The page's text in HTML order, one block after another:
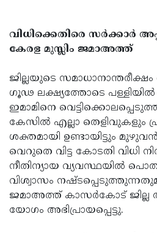
വിധിക്കെതിരെ സർക്കാർ
കേരള മുസ്ലിം ജമാഅത്ത്
ജില്ലയുടെ
ഗൂഢ ലക്ഷ്യത്തോടെ പള്ളിയിൽ
ഇമാമിനെ
കേസിൽ എല്ലാ തെളിവുകളും
ശക്തമായി ഉണ്ടായിട്ടും
വെറുതെ വിട്ട കോടതി വിധി
നീതിന്യായ വ്യവസ്ഥയിൽ
വിശ്വാസം
ജമാഅത്ത് കാസർകോട് ജില്ല
യോഗം അഭിപ്രായപ്പെട്ടു.